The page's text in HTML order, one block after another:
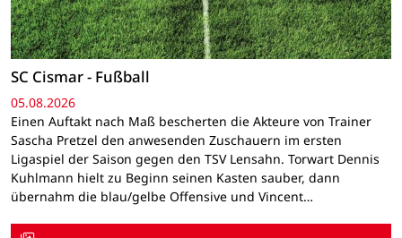
SC Cismar - Fußball
05.08.2026
Einen Auftakt nach Maß bescherten die Akteure von Trainer
Sascha Pretzel den anwesenden Zuschauern im ersten
Ligaspiel der Saison gegen den TSV Lensahn. Torwart Dennis
Kuhlmann hielt zu Beginn seinen Kasten sauber, dann
übernahm die blau/gelbe Offensive und Vincent…